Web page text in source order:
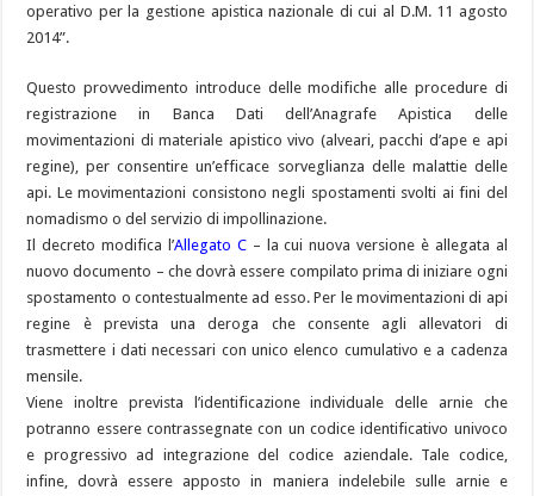
operativo per la gestione apistica nazionale di cui al D.M. 11 agosto
2014”.
Questo provvedimento introduce delle modifiche alle procedure di
registrazione in Banca Dati dell’Anagrafe Apistica delle
movimentazioni di materiale apistico vivo (alveari, pacchi d’ape e api
regine), per consentire un’efficace sorveglianza delle malattie delle
api. Le movimentazioni consistono negli spostamenti svolti ai fini del
nomadismo o del servizio di impollinazione.
Il decreto modifica l’Allegato C– la cui nuova versione è allegata al
nuovo documento – che dovrà essere compilato prima di iniziare ogni
spostamento o contestualmente ad esso. Per le movimentazioni di api
regine è prevista una deroga che consente agli allevatori di
trasmettere i dati necessari con unico elenco cumulativo e a cadenza
mensile.
Viene inoltre prevista l’identificazione individuale delle arnie che
potranno essere contrassegnate con un codice identificativo univoco
e progressivo ad integrazione del codice aziendale. Tale codice,
infine, dovrà essere apposto in maniera indelebile sulle arnie e